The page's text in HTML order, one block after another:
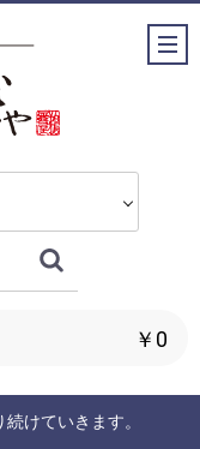
￥0
けていきます。